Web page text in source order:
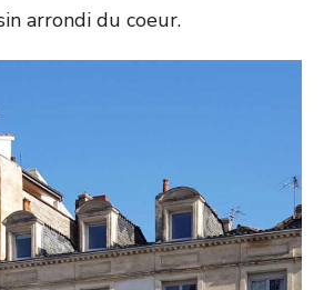
arrondi du coeur.